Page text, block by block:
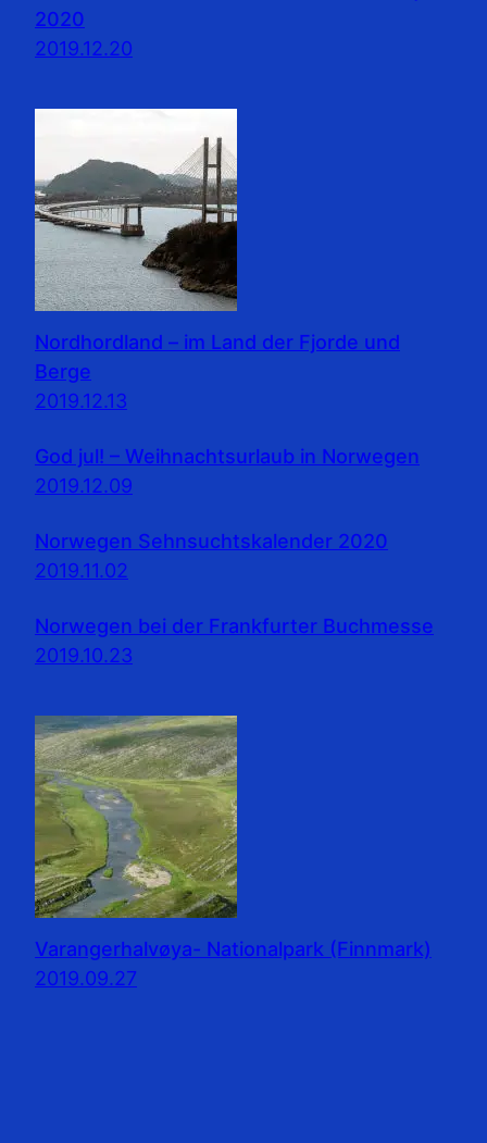
2020
2019.12.20
Nordhordland – im Land der Fjorde und
Berge
2019.12.13
God jul! – Weihnachtsurlaub in Norwegen
2019.12.09
Norwegen Sehnsuchtskalender 2020
2019.11.02
Norwegen bei der Frankfurter Buchmesse
2019.10.23
Varangerhalvøya- Nationalpark (Finnmark)
2019.09.27